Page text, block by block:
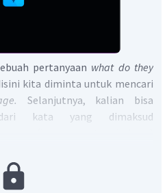
pertanyaan what do they
kita diminta untuk mencari
Selanjutnya, kalian bisa
kata yang dimaksud
akan ditemukan bahwa makna
harm caused to something